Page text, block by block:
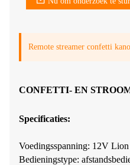
Remote streamer confetti
CONFETTI- EN
Specificaties:
Voedingsspanning: 12V Lion
Bedieningstype: